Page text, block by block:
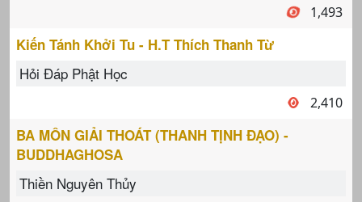
1,493
Kiến Tánh Khởi Tu - H.T Thích Thanh Từ
Hỏi Đáp Phật Học
2,410
BA MÔN GIẢI THOÁT (THANH TỊNH ĐẠO) -
BUDDHAGHOSA
Thiền Nguyên Thủy